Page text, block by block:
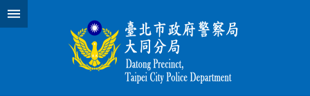
跳到主要內容區塊